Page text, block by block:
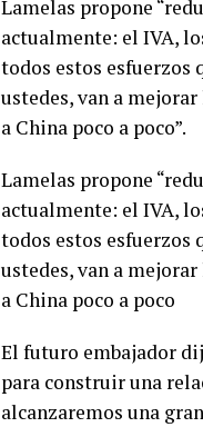
Lamelas propone
actualmente: el IVA,
todos estos esfuerzos
ustedes, van a
a China poco a poco”.
Lamelas propone
actualmente: el IVA,
todos estos esfuerzos
ustedes, van a
a China poco a poco
El futuro embajador
para construir una
alcanzaremos una